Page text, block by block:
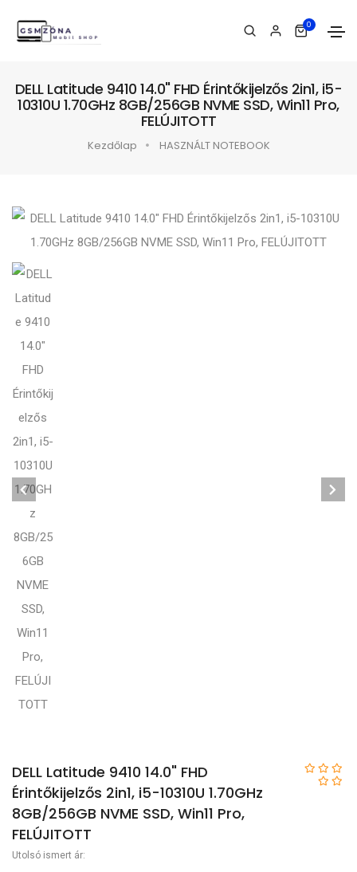
0
DELL Latitude 9410 14.0" FHD Érintőkijelzős 2in1, i5-
10310U 1.70GHz 8GB/256GB NVME SSD, Win11 Pro,
FELÚJITOTT
Kezdőlap HASZNÁLT NOTEBOOK
DELL Latitude 9410 14.0" FHD
Érintőkijelzős 2in1, i5-10310U 1.70GHz
8GB/256GB NVME SSD, Win11 Pro,
FELÚJITOTT
Utolsó ismert ár: